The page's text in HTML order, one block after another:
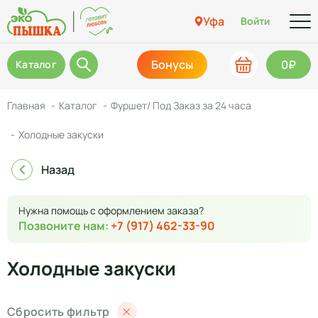
Уфа Войти
Каталог Бонусы 0₽
Главная Каталог Фуршет/ Под Заказ за 24 часа
Холодные закуски
Назад
Нужна помощь с оформлением заказа?
Позвоните нам: +7 (917) 462-33-90
Холодные закуски
Сбросить фильтр